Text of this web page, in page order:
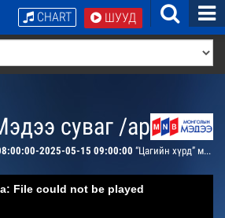
ШУУД
CHART
суваг /архив/
2025-05-15 09:00:00 “Цагийн хүрд” мэдээллийн хөтөлбөр /давталт/
File could not be played